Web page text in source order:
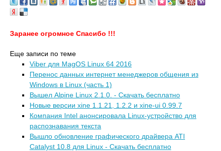
Заранее огромное Спасибо !!!
Еще записи по теме
Viber для MagOS Linux 64 2016
Перенос данных интернет менеджеров общения из
Windows в Linux (часть 1)
Вышел Alpine Linux 2.1.0. - Скачать бесплатно
Новые версии xine 1.1.21, 1.2.2 и xine-ui 0.99.7
Компания Intel анонсировала Linux-устройство для
распознавания текста
Вышло обновление графического драйвера ATI
Catalyst 10.8 для Linux - Скачать бесплатно